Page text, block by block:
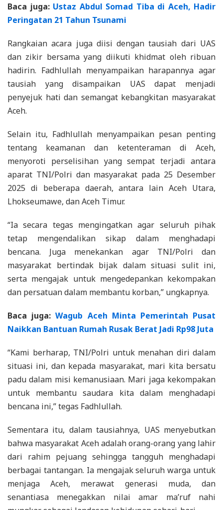
Baca juga: Ustaz Abdul Somad Tiba di Aceh, Hadir
Peringatan 21 Tahun Tsunami
Rangkaian acara juga diisi dengan tausiah dari UAS
dan zikir bersama yang diikuti khidmat oleh ribuan
hadirin. Fadhlullah menyampaikan harapannya agar
tausiah yang disampaikan UAS dapat menjadi
penyejuk hati dan semangat kebangkitan masyarakat
Aceh.
Selain itu, Fadhlullah menyampaikan pesan penting
tentang keamanan dan ketenteraman di Aceh,
menyoroti perselisihan yang sempat terjadi antara
aparat TNI/Polri dan masyarakat pada 25 Desember
2025 di beberapa daerah, antara lain Aceh Utara,
Lhokseumawe, dan Aceh Timur.
“Ia secara tegas mengingatkan agar seluruh pihak
tetap mengendalikan sikap dalam menghadapi
bencana. Juga menekankan agar TNI/Polri dan
masyarakat bertindak bijak dalam situasi sulit ini,
serta mengajak untuk mengedepankan kekompakan
dan persatuan dalam membantu korban,” ungkapnya.
Baca juga:Wagub Aceh Minta Pemerintah Pusat
Naikkan Bantuan Rumah Rusak Berat Jadi Rp98 Juta
“Kami berharap, TNI/Polri untuk menahan diri dalam
situasi ini, dan kepada masyarakat, mari kita bersatu
padu dalam misi kemanusiaan. Mari jaga kekompakan
untuk membantu saudara kita dalam menghadapi
bencana ini,” tegas Fadhlullah.
Sementara itu, dalam tausiahnya, UAS menyebutkan
bahwa masyarakat Aceh adalah orang-orang yang lahir
dari rahim pejuang sehingga tangguh menghadapi
berbagai tantangan. Ia mengajak seluruh warga untuk
menjaga Aceh, merawat generasi muda, dan
senantiasa menegakkan nilai amar ma’ruf nahi